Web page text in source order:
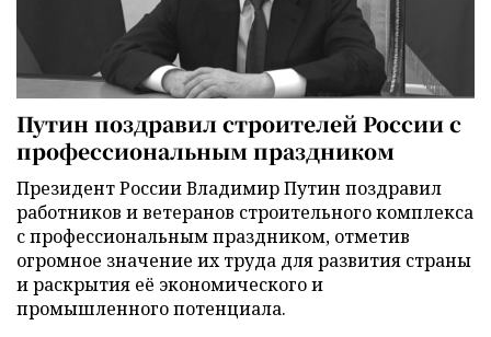
Путин поздравил строителей России с
профессиональным праздником
Президент России Владимир Путин поздравил
работников и ветеранов строительного комплекса
с профессиональным праздником, отметив
огромное значение их труда для развития страны
и раскрытия её экономического и
промышленного потенциала.